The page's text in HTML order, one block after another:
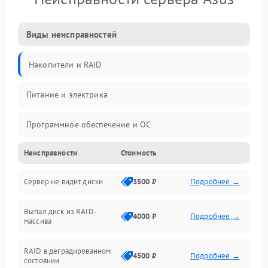
Виды неисправностей
Накопители и RAID
Питание и электрика
Программное обеспечение и ОС
Охлаждение и температура
Материнская плата и процессор
Сеть и коммуникации
Неисправности Стоимость
Сервер не видит диски 3500 ₽ Подробнее →
Выпал диск из RAID-
массива
4000 ₽ Подробнее →
RAID в деградированном
состоянии
4500 ₽ Подробнее →